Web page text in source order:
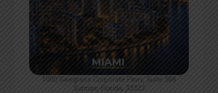
1000 Sawgrass Corporate Pkwy, Suite 588
Sunrise, Florida, 33323